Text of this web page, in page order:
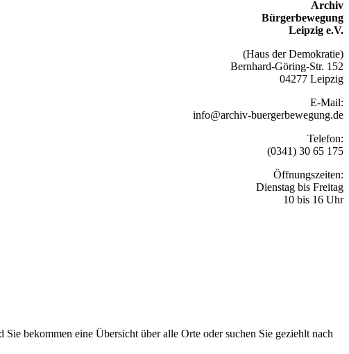
Archiv
Bürgerbewegung
Leipzig e.V.
(Haus der Demokratie)
Bernhard-Göring-Str. 152
04277 Leipzig
E-Mail:
info@archiv-buergerbewegung.de
Telefon:
(0341) 30 65 175
Öffnungszeiten:
Dienstag bis Freitag
10 bis 16 Uhr
bekommen eine Übersicht über alle Orte oder suchen Sie geziehlt nach